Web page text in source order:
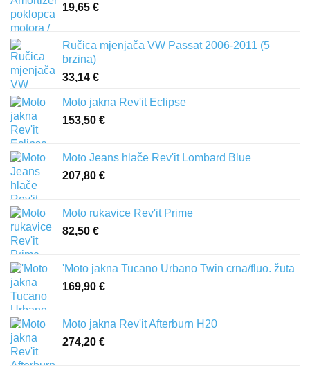
19,65 €
Ručica mjenjača VW Passat 2006-2011 (5
brzina)
33,14 €
Moto jakna Rev'it Eclipse
153,50 €
Moto Jeans hlače Rev'it Lombard Blue
207,80 €
Moto rukavice Rev'it Prime
82,50 €
'Moto jakna Tucano Urbano Twin crna/fluo. žuta
169,90 €
Moto jakna Rev'it Afterburn H20
274,20 €